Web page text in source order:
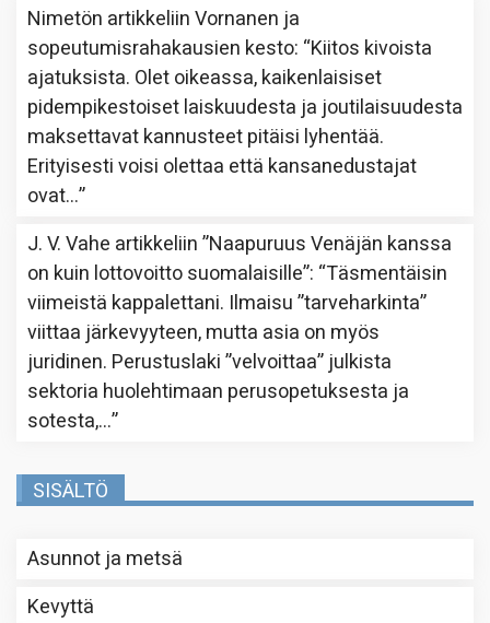
Nimetön artikkeliinVornanen ja
sopeutumisrahakausien kesto: “Kiitos kivoista
ajatuksista. Olet oikeassa, kaikenlaisiset
pidempikestoiset laiskuudesta ja joutilaisuudesta
maksettavat kannusteet pitäisi lyhentää.
Erityisesti voisi olettaa että kansanedustajat
ovat…”
J. V. Vahe artikkeliin”Naapuruus Venäjän kanssa
on kuin lottovoitto suomalaisille”: “Täsmentäisin
viimeistä kappalettani. Ilmaisu ”tarveharkinta”
viittaa järkevyyteen, mutta asia on myös
juridinen. Perustuslaki ”velvoittaa” julkista
sektoria huolehtimaan perusopetuksesta ja
sotesta,…”
SISÄLTÖ
Asunnot ja metsä
Kevyttä